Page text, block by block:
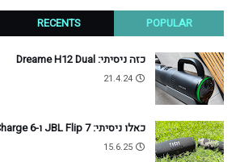
POPULAR
RECENTS
כזה ניסיתי: Dreame H12 Dual
21.4.24
כאלו ניסיתי: JBL Flip 7 ו-Charge 6
15.6.25